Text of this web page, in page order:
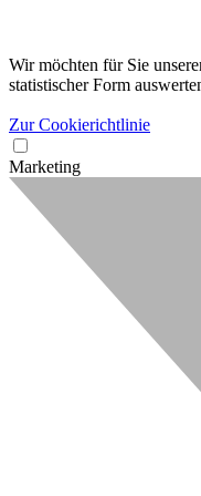
Wir möchten für Sie
statistischer Form
Zur Cookierichtlinie
Marketing